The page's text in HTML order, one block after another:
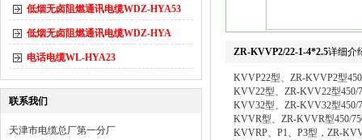
低烟无卤阻燃通讯电缆WDZ-HYA53
低烟无卤阻燃通讯电缆WDZ-HYA
电话电缆WL-HYA23
联系我们
天津市电缆总厂第一分厂
ZR-KVVP2/22-1-4*2.5详细介
KVVP22型、ZR-KVVP2型
KVV22型、ZR-KVV22型
KVV32型、ZR-KVV32型
KVVR型、ZR-KVVR型450/
KVVRP、P1、P3型，ZR-